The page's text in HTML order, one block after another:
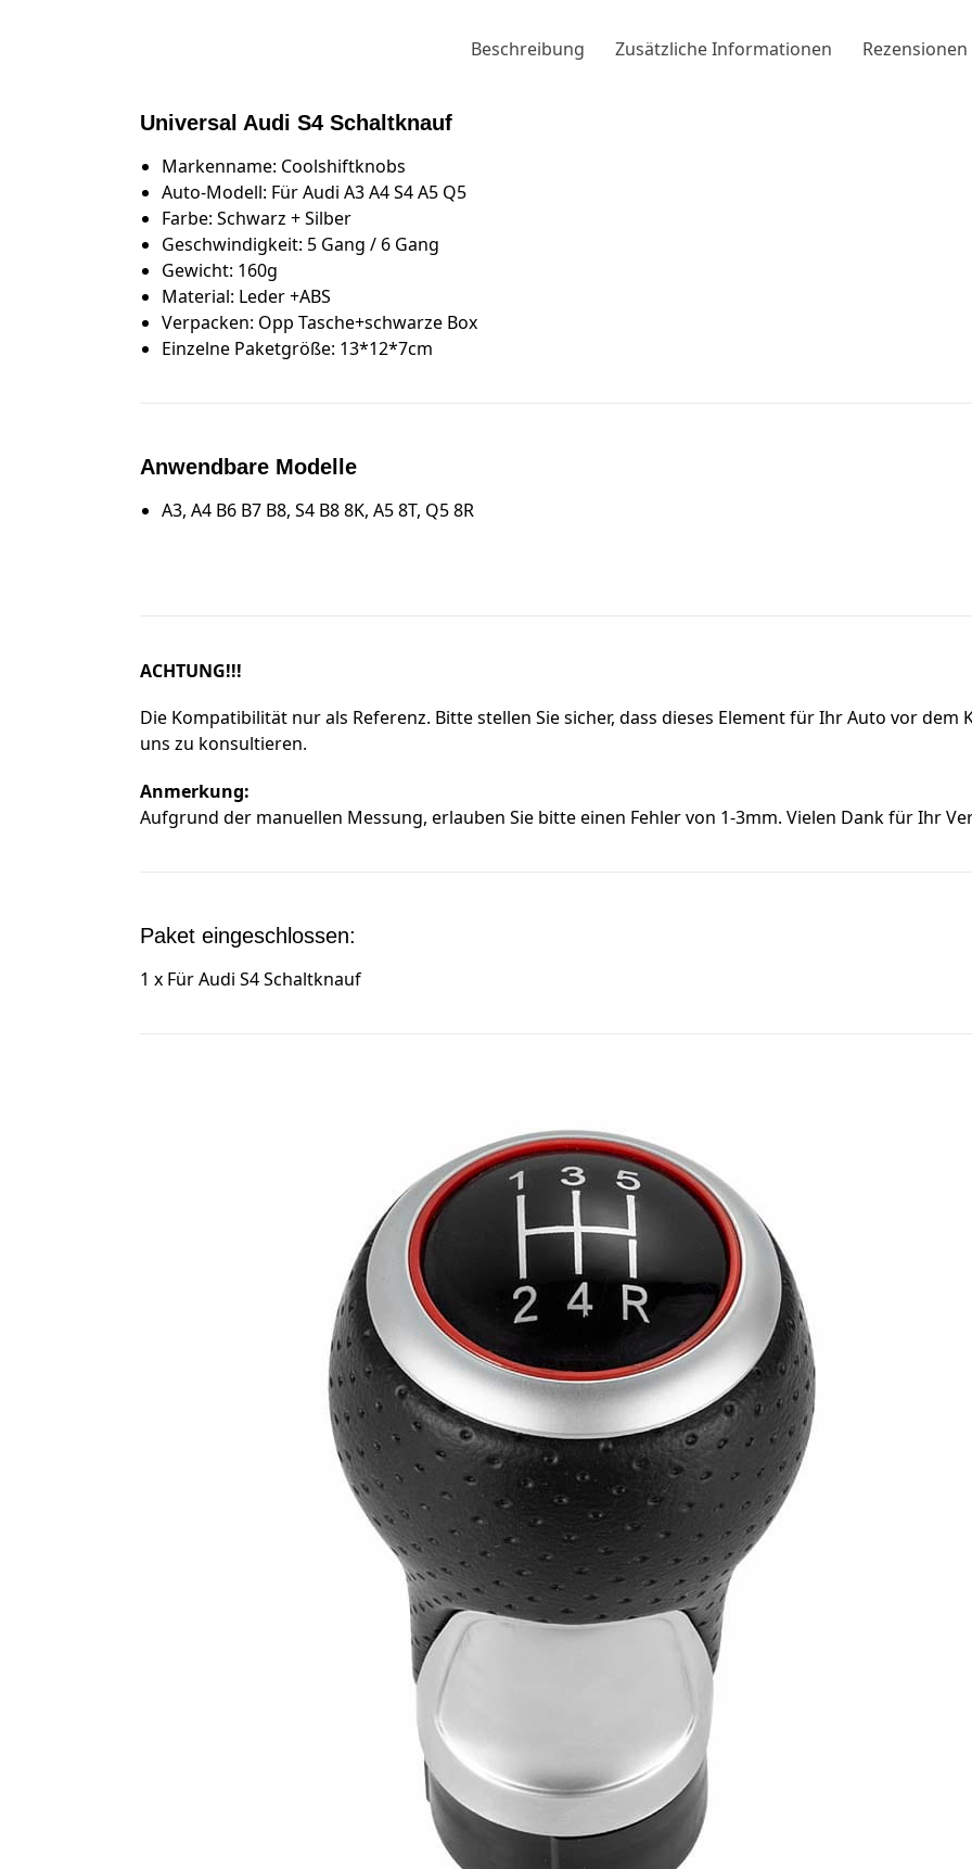
Beschreibung Zusätzliche Informationen Rezensionen
Universal Audi S4 Schaltknauf
Markenname: Coolshiftknobs
Auto-Modell: Für Audi A3 A4 S4 A5 Q5
Farbe: Schwarz + Silber
Geschwindigkeit: 5 Gang / 6 Gang
Gewicht: 160g
Material: Leder +ABS
Verpacken: Opp Tasche+schwarze Box
Einzelne Paketgröße: 13*12*7cm
Anwendbare Modelle
A3, A4 B6 B7 B8, S4 B8 8K, A5 8T, Q5 8R
ACHTUNG!!!
Die Kompatibilität nur als Referenz. Bitte stellen Sie sicher, dass dieses Element für Ihr Auto vor
uns zu konsultieren.
Anmerkung:
Aufgrund der manuellen Messung, erlauben Sie bitte einen Fehler von 1-3mm. Vielen Dank für Ihr
Paket eingeschlossen:
1 x Für Audi S4 Schaltknauf